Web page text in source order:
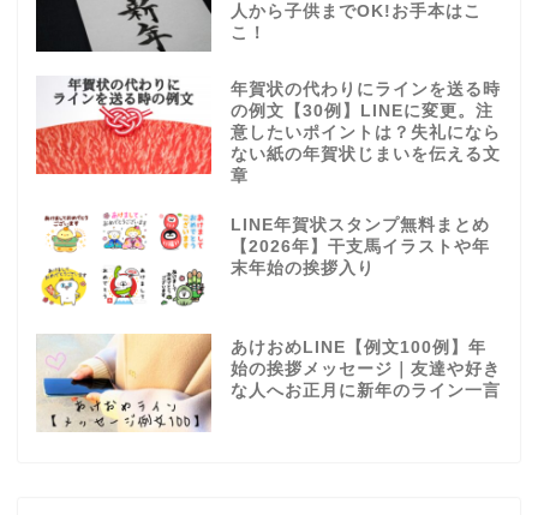
人から子供までOK!お手本はこ
こ！
年賀状の代わりにラインを送る時
の例文【30例】LINEに変更。注
意したいポイントは？失礼になら
ない紙の年賀状じまいを伝える文
章
LINE年賀状スタンプ無料まとめ
【2026年】干支馬イラストや年
末年始の挨拶入り
あけおめLINE【例文100例】年
始の挨拶メッセージ｜友達や好き
な人へお正月に新年のライン一言